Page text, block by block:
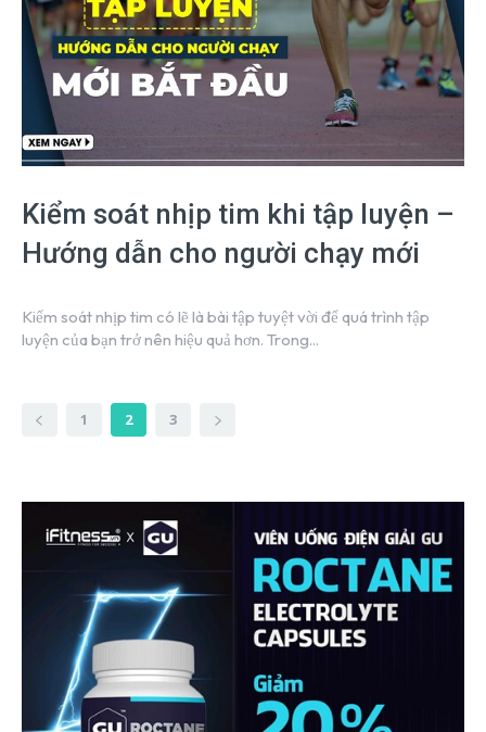
Kiểm soát nhịp tim khi tập luyện –
Hướng dẫn cho người chạy mới
Kiểm soát nhịp tim có lẽ là bài tập tuyệt vời để quá trình tập
luyện của bạn trở nên hiệu quả hơn. Trong...
1 2 3